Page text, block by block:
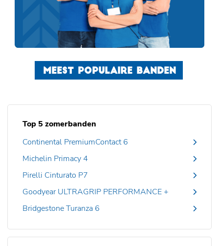
MEEST POPULAIRE BANDEN
Top 5 zomerbanden
Continental PremiumContact 6
Michelin Primacy 4
Pirelli Cinturato P7
Goodyear ULTRAGRIP PERFORMANCE +
Bridgestone Turanza 6